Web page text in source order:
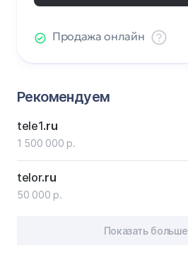
Продажа онлайн
Рекомендуем
tele1.ru
1 500 000 р.
telor.ru
50 000 р.
Показать больше